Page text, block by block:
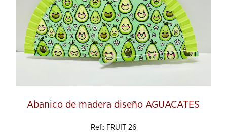
Abanico de madera diseño AGUACATES
Ref.: FRUIT 26